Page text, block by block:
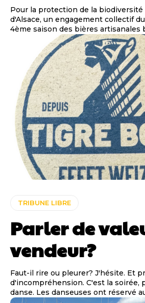
Pour la protection de la biodiversité
d'Alsace, un engagement collectif
4ème saison des bières artisanales
TRIBUNE LIBRE
Parler de
vendeur?
Faut-il rire ou pleurer? J'hésite. Et
d'incompréhension. C'est la soirée, post spectacle de
danse. Les danseuses ont réservé